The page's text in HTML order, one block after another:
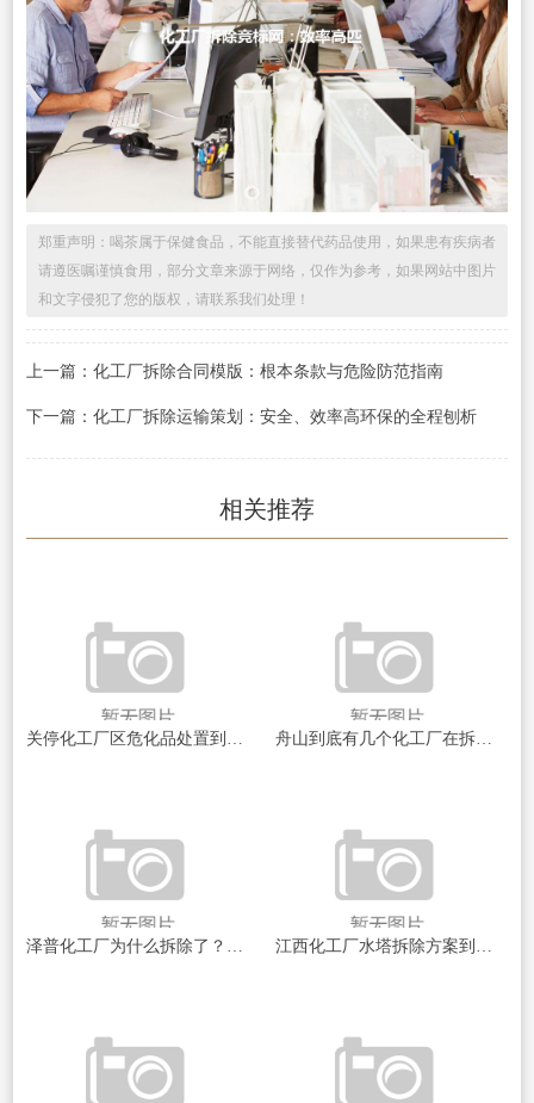
郑重声明：喝茶属于保健食品，不能直接替代药品使用，如果患有疾病者
请遵医嘱谨慎食用，部分文章来源于网络，仅作为参考，如果网站中图片
和文字侵犯了您的版权，请联系我们处理！
上一篇：化工厂拆除合同模版：根本条款与危险防范指南
下一篇：化工厂拆除运输策划：安全、效率高环保的全程刨析
相关推荐
关停化工厂区危化品处置到底该怎么做？这份实操指南帮你少走弯路 舟山到底有几个化工厂在拆除？这事儿你得搞清楚
泽普化工厂为什么拆除了？背后真相没那么简单 江西化工厂水塔拆除方案到底怎么搞？这几个关键点你得知道